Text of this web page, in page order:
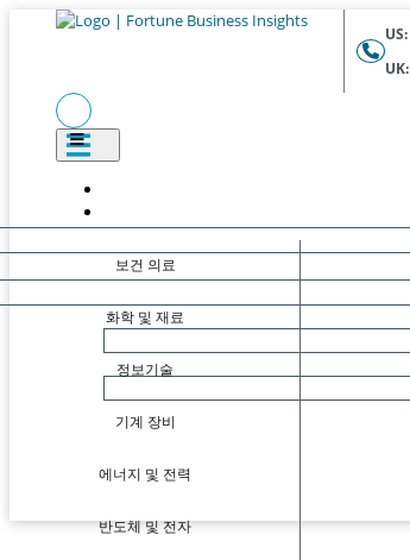
US:
UK:
보건 의료
화학 및 재료
정보기술
기계 장비
에너지 및 전력
반도체 및 전자